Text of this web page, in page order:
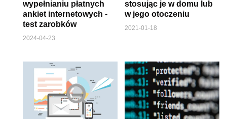
wypełnianiu płatnych
ankiet internetowych -
test zarobków
2024-04-23
stosując je w domu lub
w jego otoczeniu
2021-01-18